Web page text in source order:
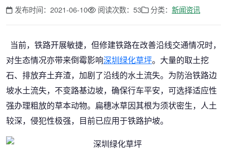
发布时间：2021-06-10 阅读次数：53 分类： 新闻资讯
当前，铁路开展敏捷，但修建铁路在改善沿线交通情况时，
对生态情况亦带来倒霉影响深圳绿化草坪。大量的取土挖
石、排放弃土弃渣，加剧了沿线的水土流失。为防治铁路边
坡水土流失，不变路基边坡，确保行车平安，可选择适应性
强办理粗放的草本动物。扁穗冰草因其根为须状密生，人土
较深，侵犯性极强，目前已应用于铁路护坡。